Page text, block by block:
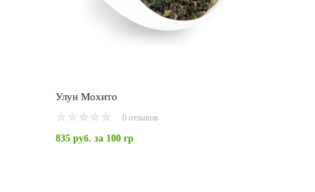
Улун Мохито
0 отзывов
835 руб. за 100 гр